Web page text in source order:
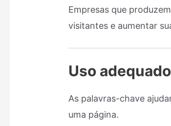
Empresas que
visitantes e aumentar
Uso
As palavras-chave
uma página.